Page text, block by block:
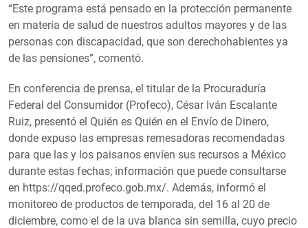
“Este programa está pensado en la protección permanente
en materia de salud de nuestros adultos mayores y de las
personas con discapacidad, que son derechohabientes ya
de las pensiones”, comentó.
En conferencia de prensa, el titular de la Procuraduría
Federal del Consumidor (Profeco), César Iván Escalante
Ruiz, presentó el Quién es Quién en el Envío de Dinero,
donde expuso las empresas remesadoras recomendadas
para que las y los paisanos envíen sus recursos a México
durante estas fechas; información que puede consultarse
en https://qqed.profeco.gob.mx/. Además, informó el
monitoreo de productos de temporada, del 16 al 20 de
diciembre, como el de la uva blanca sin semilla, cuyo precio